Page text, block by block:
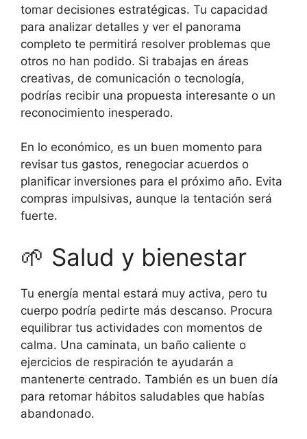
tomar decisiones estratégicas. Tu capacidad
para analizar detalles y ver el panorama
completo te permitirá resolver problemas que
otros no han podido. Si trabajas en áreas
creativas, de comunicación o tecnología,
podrías recibir una propuesta interesante o un
reconocimiento inesperado.
En lo económico, es un buen momento para
revisar tus gastos, renegociar acuerdos o
planificar inversiones para el próximo año. Evita
compras impulsivas, aunque la tentación será
fuerte.
🌱 Salud y bienestar
Tu energía mental estará muy activa, pero tu
cuerpo podría pedirte más descanso. Procura
equilibrar tus actividades con momentos de
calma. Una caminata, un baño caliente o
ejercicios de respiración te ayudarán a
mantenerte centrado. También es un buen día
para retomar hábitos saludables que habías
abandonado.